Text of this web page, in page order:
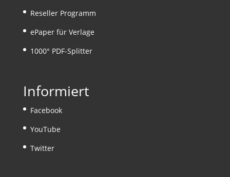
Reseller Programm
ePaper für Verlage
1000° PDF-Splitter
Informiert
Facebook
YouTube
Twitter